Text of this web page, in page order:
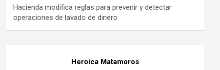
Hacienda modifica reglas para prevenir y detectar
operaciones de lavado de dinero
Heroica Matamoros